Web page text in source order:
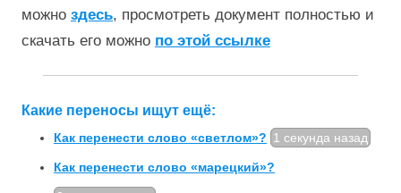
можно здесь, просмотреть документ полностью и
скачать его можно по этой ссылке
Какие переносы ищут ещё:
Как перенести слово «светлом»? 1 секунда назад
Как перенести слово «марецкий»?